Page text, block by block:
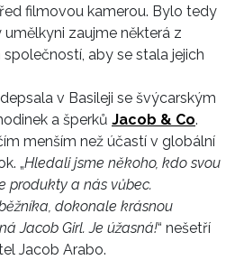
filmovou kamerou. Bylo tedy
zaujme některá z
aby se stala jejich
v Basileji se švýcarským
a šperků Jacob & Co.
menším než účastí v globální
„Hledali jsme někoho, kdo svou
produkty a nás vůbec.
dokonale krásnou
Jacob Girl. Je úžasná!“ nešetří
Jacob Arabo.